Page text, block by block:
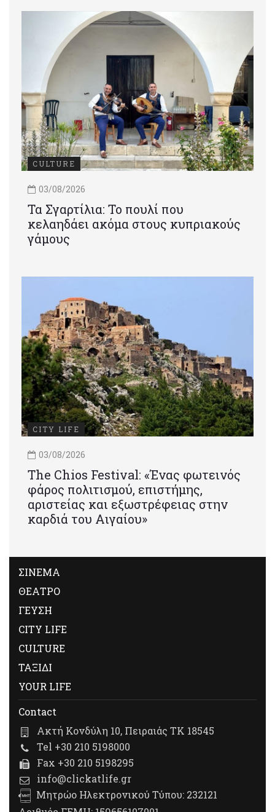
CULTURE
03/08/2026
Τα Σγαρτίλια: Το πουλί που
κελαηδάει ακόμα στους κυπριακούς
γάμους
CITY LIFE
03/08/2026
Τhe Chios Festival: «Ένας φωτεινός
φάρος πολιτισμού, επιστήμης,
αριστείας και εξωστρέφειας στην
καρδιά του Αιγαίου»
ΣΙΝΕΜΑ
ΘΕΑΤΡΟ
ΓΕΥΣΗ
CITY LIFE
CULTURE
ΤΑΞΙΔΙ
YOUR LIFE
Contact
Ακτή Κονδύλη 10, Πειραιάς ΤΚ 18545
Tel +30 210 5198000
Fax +30 210 5198295
info@clickatlife.gr
Μητρώο Ηλεκτρονικού Τύπου: 232121